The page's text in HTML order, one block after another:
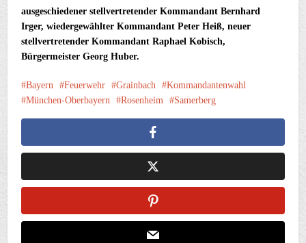
ausgeschiedener stellvertretender Kommandant Bernhard
Irger, wiedergewählter Kommandant Peter Heiß, neuer
stellvertretender Kommandant Raphael Kobisch,
Bürgermeister Georg Huber.
Bayern Feuerwehr Grainbach
Kommandantenwahl
München-Oberbayern
Rosenheim Samerberg